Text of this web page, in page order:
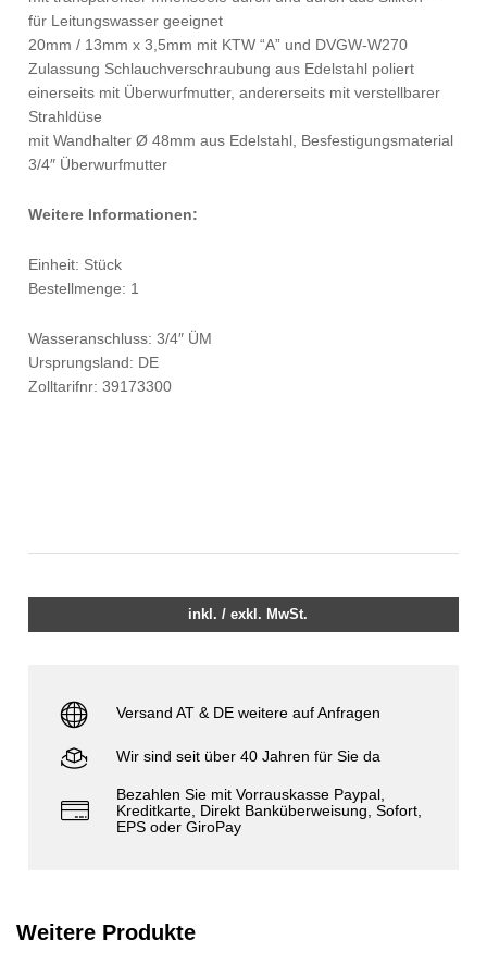
für Leitungswasser geeignet
20mm / 13mm x 3,5mm mit KTW “A” und DVGW-W270
Zulassung Schlauchverschraubung aus Edelstahl poliert
einerseits mit Überwurfmutter, andererseits mit verstellbarer
Strahldüse
mit Wandhalter Ø 48mm aus Edelstahl, Besfestigungsmaterial
3/4″ Überwurfmutter
Weitere Informationen:
Einheit: Stück
Bestellmenge: 1
Wasseranschluss: 3/4″ ÜM
Ursprungsland: DE
Zolltarifnr: 39173300
inkl. / exkl. MwSt.
Versand AT & DE weitere auf Anfragen
Wir sind seit über 40 Jahren für Sie da
Bezahlen Sie mit Vorrauskasse Paypal,
Kreditkarte, Direkt Banküberweisung, Sofort,
EPS oder GiroPay
Weitere Produkte